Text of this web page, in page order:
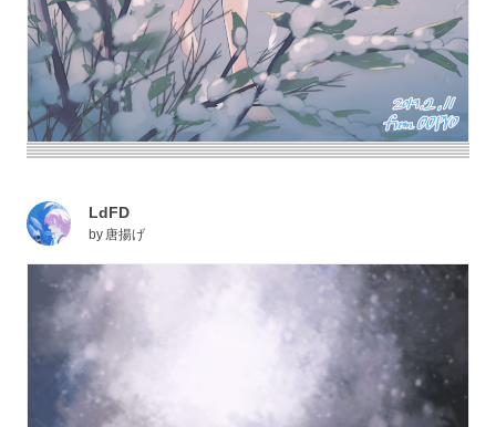
LdFD
by 唐揚げ